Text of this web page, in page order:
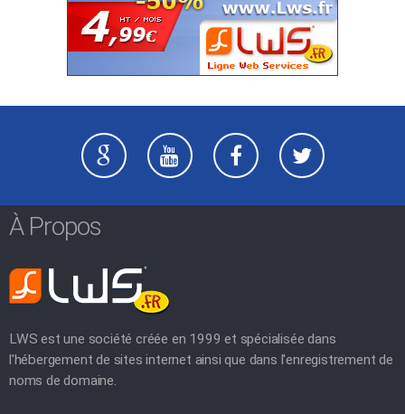
À Propos
LWS est une société créée en 1999 et spécialisée dans
l'hébergement de sites internet ainsi que dans l'enregistrement de
noms de domaine.